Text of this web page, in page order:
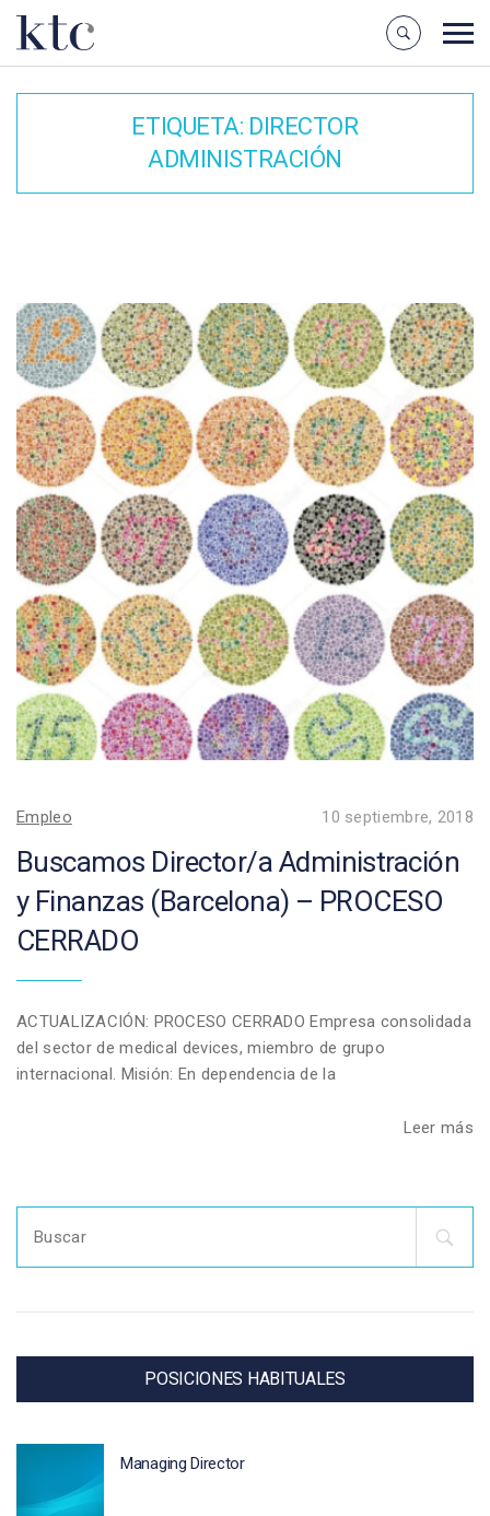
ETIQUETA: DIRECTOR
ADMINISTRACIÓN
Empleo 10 septiembre, 2018
Buscamos Director/a Administración
y Finanzas (Barcelona) – PROCESO
CERRADO
ACTUALIZACIÓN: PROCESO CERRADO Empresa consolidada
del sector de medical devices, miembro de grupo
internacional. Misión: En dependencia de la
Leer más
for:
POSICIONES HABITUALES
Managing Director